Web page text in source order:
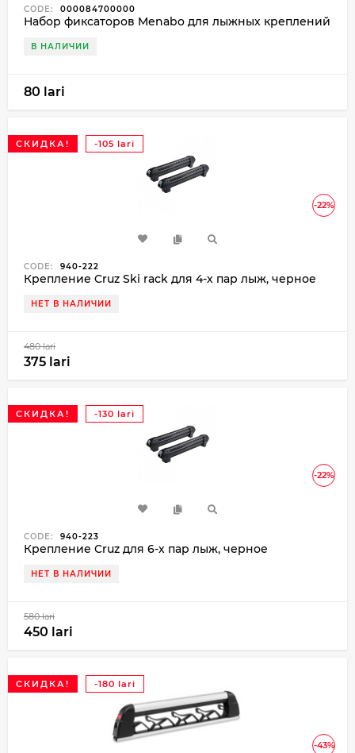
CODE: 000084700000
Набор фиксаторов Menabo для лыжных креплений
В НАЛИЧИИ
80 lari
-22%
СКИДКА! -105 lari
CODE: 940-222
Крепление Cruz Ski rack для 4-х пар лыж, черное
НЕТ В НАЛИЧИИ
480 lari
375 lari
-22%
СКИДКА! -130 lari
CODE: 940-223
Крепление Cruz для 6-х пар лыж, черное
НЕТ В НАЛИЧИИ
580 lari
450 lari
-43%
СКИДКА! -180 lari